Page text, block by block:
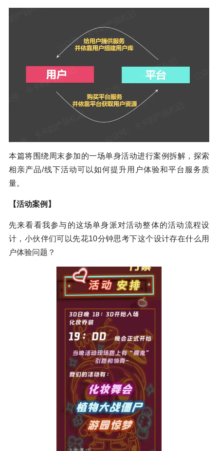
本篇将围绕周末参加的一场单身活动进行案例拆解，探索
相亲产品/线下活动可以如何提升用户体验和平台服务质
量。
【活动案例】
先来看看我参与的这场单身派对活动整体的活动流程设
计，小伙伴们可以先花10分钟思考下这个设计存在什么用
户体验问题？